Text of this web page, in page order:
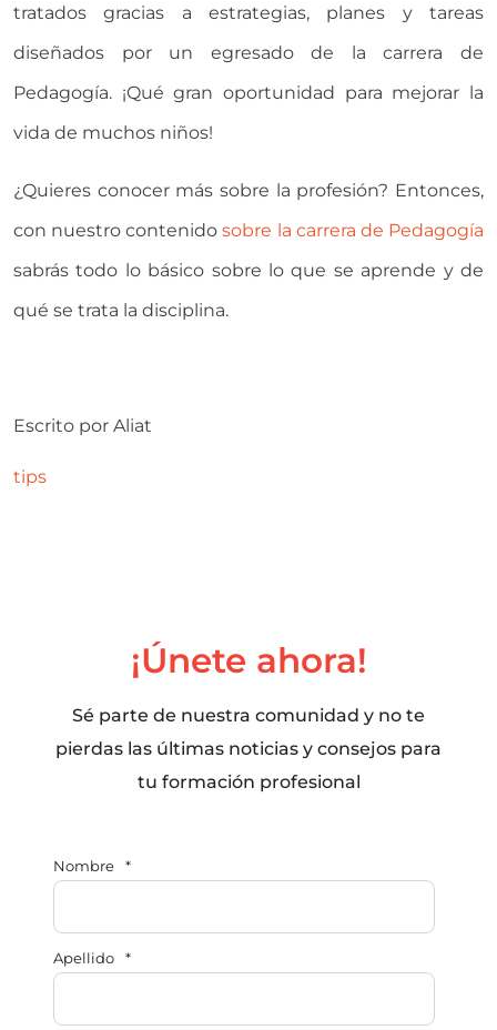
tratados gracias a estrategias, planes y tareas
diseñados por un egresado de la carrera de
Pedagogía. ¡Qué gran oportunidad para mejorar la
vida de muchos niños!
¿Quieres conocer más sobre la profesión? Entonces,
con nuestro contenidosobre la carrera de Pedagogía
sabrás todo lo básico sobre lo que se aprende y de
qué se trata la disciplina.
Escrito por Aliat
tips
¡Únete ahora!
Sé parte de nuestra comunidad y no te
pierdas las últimas noticias y consejos para
tu formación profesional
Nombre *
Apellido *